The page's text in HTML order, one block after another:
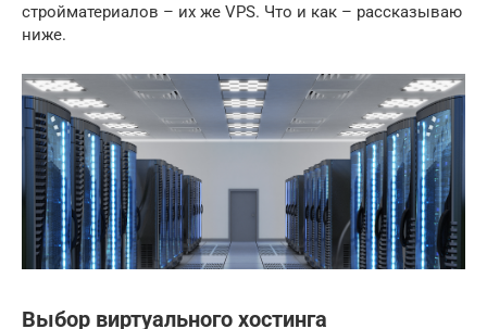
стройматериалов – их же VPS. Что и как – рассказываю
ниже.
Выбор виртуального хостинга